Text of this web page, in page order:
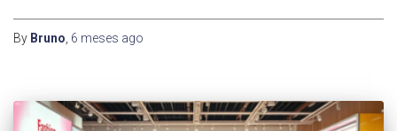
By Bruno, 6 meses ago